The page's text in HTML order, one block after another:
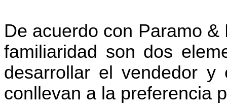
De acuerdo con Paramo
familiaridad son dos
desarrollar el vendedor
conllevan a la preferencia